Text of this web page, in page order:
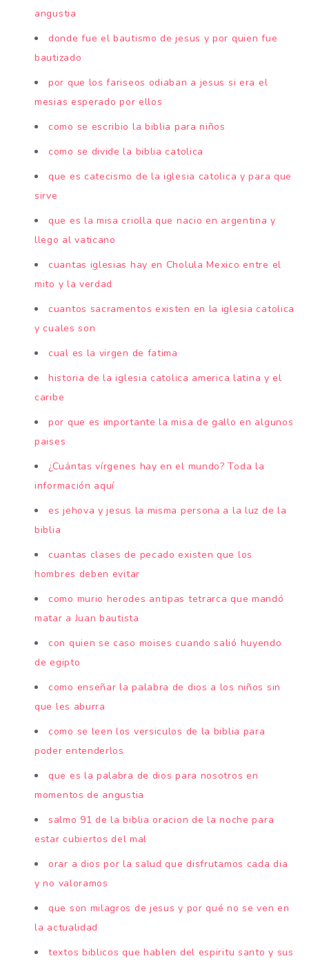
angustia
donde fue el bautismo de jesus y por quien fue
bautizado
por que los fariseos odiaban a jesus si era el
mesias esperado por ellos
como se escribio la biblia para niños
como se divide la biblia catolica
que es catecismo de la iglesia catolica y para que
sirve
que es la misa criolla que nacio en argentina y
llego al vaticano
cuantas iglesias hay en Cholula Mexico entre el
mito y la verdad
cuantos sacramentos existen en la iglesia catolica
y cuales son
cual es la virgen de fatima
historia de la iglesia catolica america latina y el
caribe
por que es importante la misa de gallo en algunos
paises
¿Cuántas vírgenes hay en el mundo? Toda la
información aquí
es jehova y jesus la misma persona a la luz de la
biblia
cuantas clases de pecado existen que los
hombres deben evitar
como murio herodes antipas tetrarca que mandó
matar a Juan bautista
con quien se caso moises cuando salió huyendo
de egipto
como enseñar la palabra de dios a los niños sin
que les aburra
como se leen los versiculos de la biblia para
poder entenderlos
que es la palabra de dios para nosotros en
momentos de angustia
salmo 91 de la biblia oracion de la noche para
estar cubiertos del mal
orar a dios por la salud que disfrutamos cada dia
y no valoramos
que son milagros de jesus y por qué no se ven en
la actualidad
textos biblicos que hablen del espiritu santo y sus